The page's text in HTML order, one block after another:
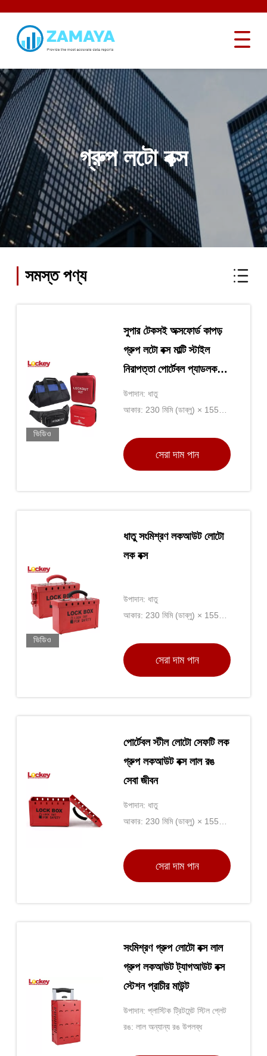
গ্রুপ লটো বক্স
সমস্ত পণ্য
ভিডিও
সুপার টেকসই অক্সফোর্ড কাপড়
গ্রুপ লটো বক্স মাল্টি স্টাইল
নিরাপত্তা পোর্টেবল প্যাডলক
লকআউট ব্যাগ
উপাদান: ধাতু
আকার: 230 মিমি (ডাব্লু) × 155
সেরা দাম পান
ভিডিও
ধাতু সংমিশ্রণ লকআউট লোটো
লক বক্স
উপাদান: ধাতু
আকার: 230 মিমি (ডাব্লু) × 155
সেরা দাম পান
পোর্টেবল স্টীল লোটো সেফটি লক
গ্রুপ লকআউট বক্স লাল রঙ
সেবা জীবন
উপাদান: ধাতু
আকার: 230 মিমি (ডাব্লু) × 155
সেরা দাম পান
সংমিশ্রণ গ্রুপ লোটো বক্স লাল
গ্রুপ লকআউট ট্যাগআউট বক্স
স্টেশন প্রাচীর মাউন্ট
উপাদান: প্লাস্টিক ট্রিটমেন্ট স্টিল প্লেট
রঙ: লাল অন্যান্য রঙ উপলব্ধ